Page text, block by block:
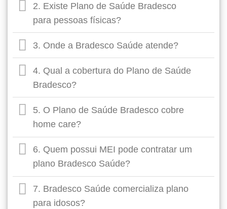
2. Existe Plano de Saúde Bradesco
para pessoas físicas?
3. Onde a Bradesco Saúde atende?
4. Qual a cobertura do Plano de Saúde
Bradesco?
5. O Plano de Saúde Bradesco cobre
home care?
6. Quem possui MEI pode contratar um
plano Bradesco Saúde?
7. Bradesco Saúde comercializa plano
para idosos?